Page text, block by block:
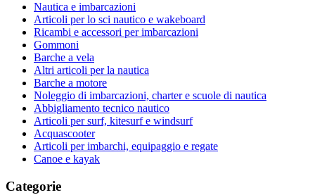
Nautica e imbarcazioni
Articoli per lo sci nautico e wakeboard
Ricambi e accessori per imbarcazioni
Gommoni
Barche a vela
Altri articoli per la nautica
Barche a motore
Noleggio di imbarcazioni, charter e scuole di nautica
Abbigliamento tecnico nautico
Articoli per surf, kitesurf e windsurf
Acquascooter
Articoli per imbarchi, equipaggio e regate
Canoe e kayak
Categorie